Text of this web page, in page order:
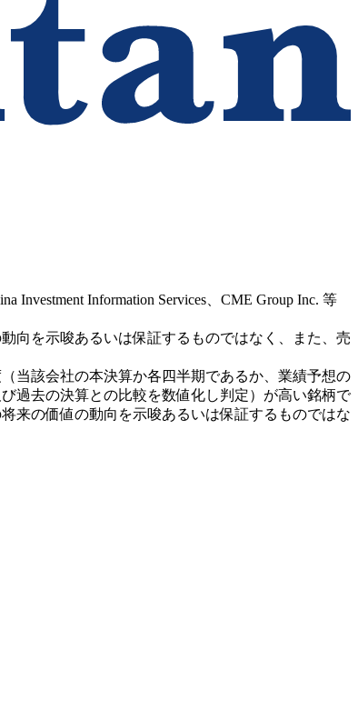
Information Services、CME Group Inc. 等
向を示唆あるいは保証するものではなく、また、売
当該会社の本決算か各四半期であるか、業績予想の
過去の決算との比較を数値化し判定）が高い銘柄で
来の価値の動向を示唆あるいは保証するものではな